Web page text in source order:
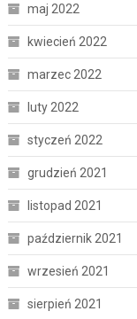
maj 2022
kwiecień 2022
marzec 2022
luty 2022
styczeń 2022
grudzień 2021
listopad 2021
październik 2021
wrzesień 2021
sierpień 2021